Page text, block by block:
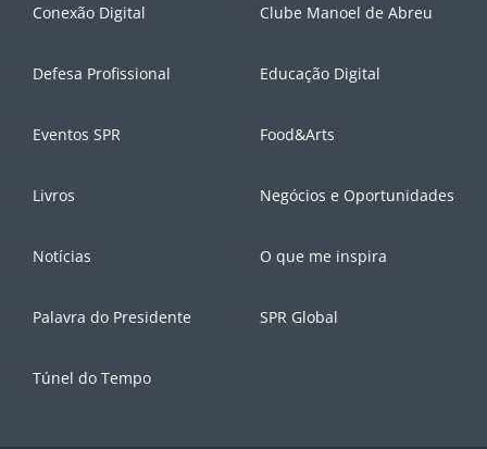
Conexão Digital Clube Manoel de Abreu
Defesa Profissional Educação Digital
Eventos SPR Food&Arts
Livros Negócios e Oportunidades
Notícias O que me inspira
Palavra do Presidente SPR Global
Túnel do Tempo